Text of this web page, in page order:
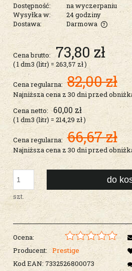
Dostępność:
na wyczerpaniu
Wysyłka w:
24 godziny
Dostawa:
Darmowa
Cena nie zawiera ewentualnych
Cena brutto: 73,80 zł
( 1dm3 (litr) = 263,57 zł)
Cena regularna: 82,00 zł
Najniższa cena z 30 dni przed
Cena netto: 60,00 zł
( 1dm3 (litr) = 214,29 zł)
Cena regularna: 66,67 zł
Najniższa cena z 30 dni przed
szt.
do
Ocena:
Producent: Prestige
Kod EAN: 7332526800073